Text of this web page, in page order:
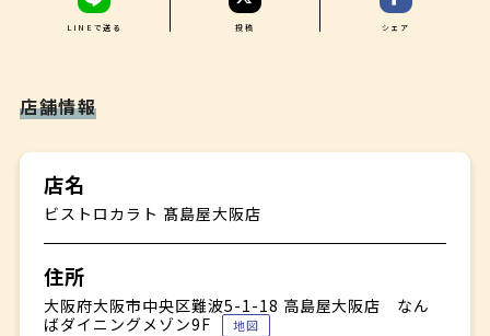
LINEで送る 投稿 シェア
店舗情報
店名
ビストロカラト 髙島屋大阪店
住所
大阪府大阪市中央区難波5-1-18 高島屋大阪店 なん
ばダイニングメゾン9F
地図